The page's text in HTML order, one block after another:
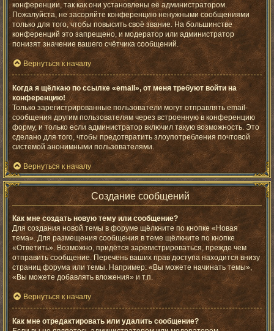
конференции, так как они установлены её администратором.
Пожалуйста, не засоряйте конференцию ненужными сообщениями
только для того, чтобы повысить своё звание. На большинстве
конференций это запрещено, и модератор или администратор
понизят значение вашего счётчика сообщений.
Вернуться к началу
Когда я щёлкаю по ссылке «email», от меня требуют войти на
конференцию!
Только зарегистрированные пользователи могут отправлять email-
сообщения другим пользователям через встроенную в конференцию
форму, и только если администратор включил такую возможность. Это
сделано для того, чтобы предотвратить злоупотребления почтовой
системой анонимными пользователями.
Вернуться к началу
Создание сообщений
Как мне создать новую тему или сообщение?
Для создания новой темы в форуме щёлкните по кнопке «Новая
тема». Для размещения сообщения в теме щёлкните по кнопке
«Ответить». Возможно, придётся зарегистрироваться, прежде чем
отправить сообщение. Перечень ваших прав доступа находится внизу
страниц форума или темы. Например: «Вы можете начинать темы»,
«Вы можете добавлять вложения» и т.п.
Вернуться к началу
Как мне отредактировать или удалить сообщение?